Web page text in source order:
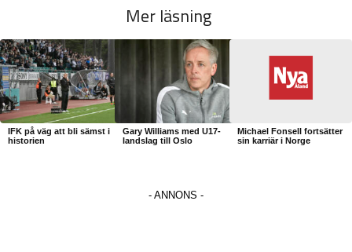
Mer läsning
IFK på väg att bli sämst i
historien
Gary Williams med U17-
landslag till Oslo
Michael Fonsell fortsätter
sin karriär i Norge